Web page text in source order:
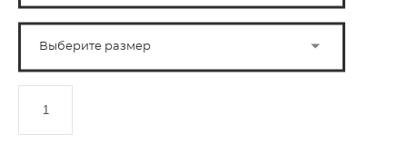
Выберите размер